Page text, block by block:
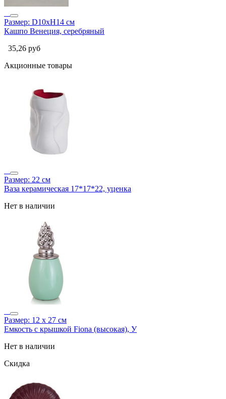
Размер: D10xH14 см
Кашпо Венеция, серебряный
35,26 руб
Акционные товары
Размер: 22 см
Ваза керамическая 17*17*22, уценка
Нет в наличии
Размер: 12 х 27 см
Емкость с крышкой Fiona (высокая), У
Нет в наличии
Скидка